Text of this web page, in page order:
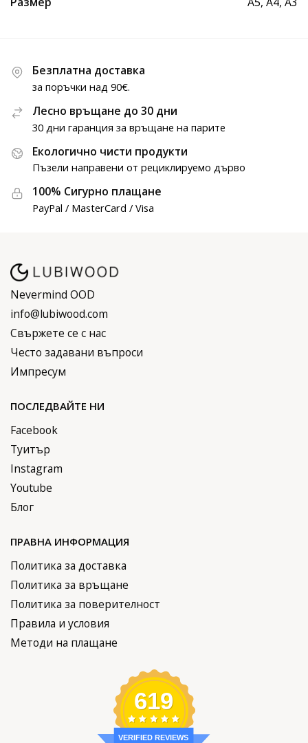
Безплатна доставка
за поръчки над 90€.
Лесно връщане до 30 дни
30 дни гаранция за връщане на парите
Екологично чисти продукти
Пъзели направени от рециклируемо дърво
100% Сигурно плащане
PayPal / MasterCard / Visa
Nevermind OOD
info@lubiwood.com
Свържете се с нас
Често задавани въпроси
Импресум
ПОСЛЕДВАЙТЕ НИ
Facebook
Туитър
Instagram
Youtube
Блог
ПРАВНА ИНФОРМАЦИЯ
Политика за доставка
Политика за връщане
Политика за поверителност
Правила и условия
Методи на плащане
619
VERIFIED REVIEWS